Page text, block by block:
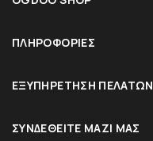
ΠΛΗΡΟΦΟΡΊΕΣ
ΕΞΥΠΗΡΈΤΗΣΗ ΠΕΛΑΤΏΝ
ΣΥΝΔΕΘΕΊΤΕ ΜΑΖΊ ΜΑΣ